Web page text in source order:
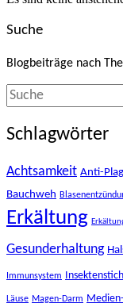
Suche
Blogbeiträge nach
Schlagwörter
Achtsamkeit Anti-
Bauchweh
Erkältung
Gesunderhaltung
Immunsystem Insektenstich
Läuse Magen-Darm